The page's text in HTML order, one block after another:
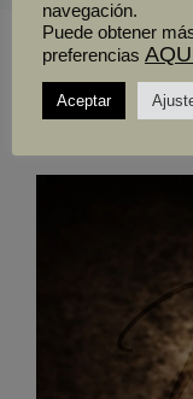
Cenar en una
octubre 18, 2022
navegación.
Puede obtener
preferencias
Aceptar